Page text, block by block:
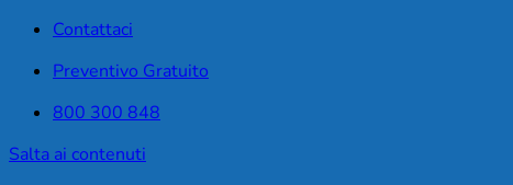
Contattaci
Preventivo Gratuito
800 300 848
Salta ai contenuti